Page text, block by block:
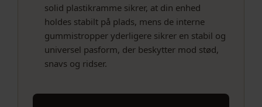
solid plastikramme sikrer, at din enhed
holdes stabilt på plads, mens de interne
gummistropper yderligere sikrer en stabil og
universel pasform, der beskytter mod stød,
snavs og ridser.